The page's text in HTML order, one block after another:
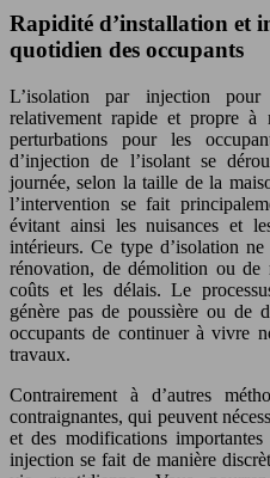
Rapidité d’installation et
quotidien des occupants
L’isolation par injection
relativement rapide et propre
perturbations pour les
d’injection de l’isolant se
journée, selon la taille de la
l’intervention se fait
évitant ainsi les nuisances et
intérieurs. Ce type d’isolation
rénovation, de démolition ou de
coûts et les délais. Le
génère pas de poussière ou de
occupants de continuer à vivre
travaux.
Contrairement à d’autres
contraignantes, qui peuvent
et des modifications
injection se fait de manière